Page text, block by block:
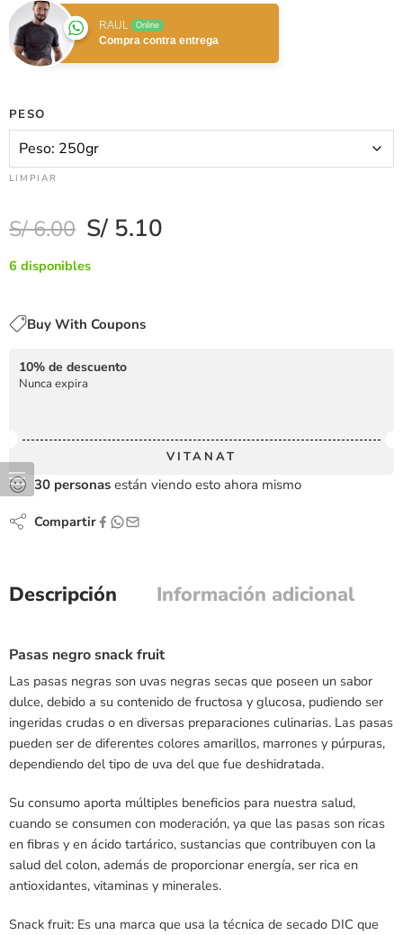
RAUL Online
Compra contra entrega
PESO
LIMPIAR
S/6.00 S/ 5.10
6 disponibles
Buy With Coupons
10% de descuento
Nunca expira
VITANAT
30 personas están viendo esto ahora mismo
Compartir
Descripción Información adicional
Pasas negro snack fruit
Las pasas negras son uvas negras secas que poseen un sabor
dulce, debido a su contenido de fructosa y glucosa, pudiendo ser
ingeridas crudas o en diversas preparaciones culinarias. Las pasas
pueden ser de diferentes colores amarillos, marrones y púrpuras,
dependiendo del tipo de uva del que fue deshidratada.
Su consumo aporta múltiples beneficios para nuestra salud,
cuando se consumen con moderación, ya que las pasas son ricas
en fibras y en ácido tartárico, sustancias que contribuyen con la
salud del colon, además de proporcionar energía, ser rica en
antioxidantes, vitaminas y minerales.
Snack fruit: Es una marca que usa la técnica de secado DIC que